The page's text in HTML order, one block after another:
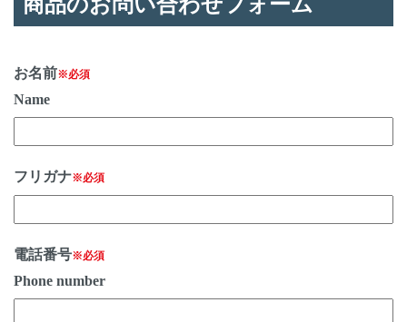
お名前※必須
Name
フリガナ※必須
電話番号※必須
Phone number